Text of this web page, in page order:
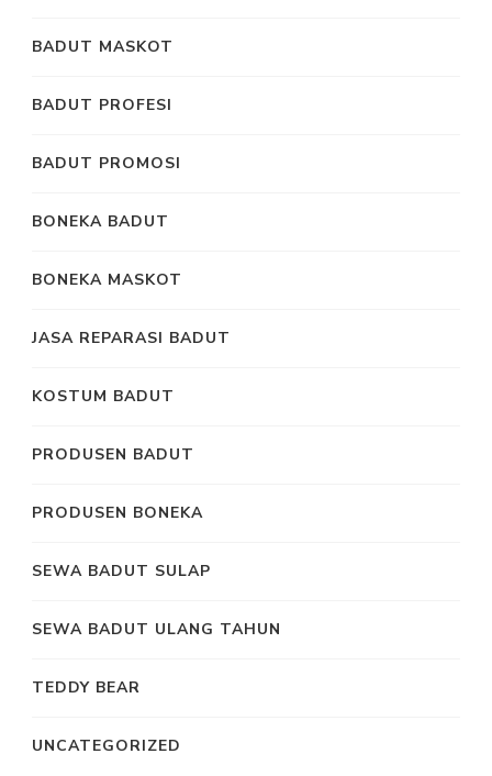
BADUT MASKOT
BADUT PROFESI
BADUT PROMOSI
BONEKA BADUT
BONEKA MASKOT
JASA REPARASI BADUT
KOSTUM BADUT
PRODUSEN BADUT
PRODUSEN BONEKA
SEWA BADUT SULAP
SEWA BADUT ULANG TAHUN
TEDDY BEAR
UNCATEGORIZED